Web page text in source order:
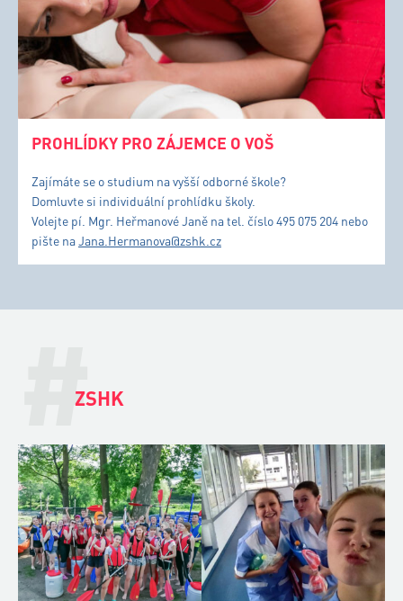
PROHLÍDKY PRO ZÁJEMCE O VOŠ
Zajímáte se o studium na vyšší odborné škole?
Domluvte si individuální prohlídku školy.
Volejte pí. Mgr. Heřmanové Janě na tel. číslo 495 075 204 nebo
pište naJana.Hermanova@zshk.cz
#
ZSHK